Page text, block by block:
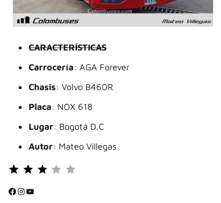
CARACTERÍSTICAS
Carrocería: AGA Forever
Chasis: Volvo B460R
Placa: NOX 618
Lugar: Bogotá D.C
Autor: Mateo Villegas
⭐
⭐
Facebook InstagramYouTube